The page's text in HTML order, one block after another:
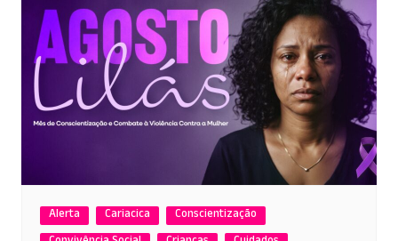
Alerta Cariacica
Conscientização